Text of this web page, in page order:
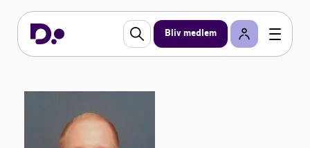
Bliv medlem